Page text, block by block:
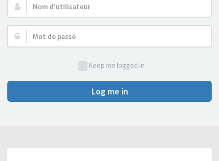
Nom
d’utilisateur :
Mot
de
Keep me logged in
Log me in